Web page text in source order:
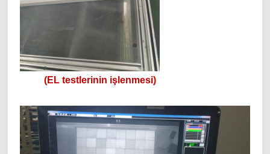
(EL testlerinin işlenmesi)